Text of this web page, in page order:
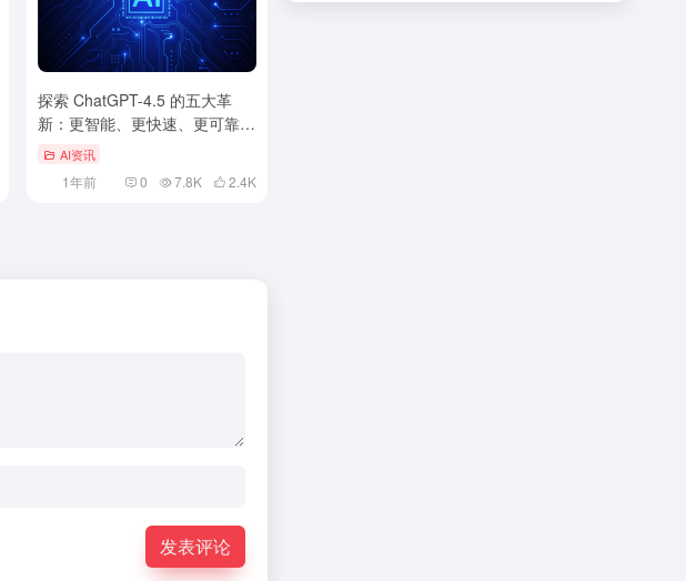
探索 ChatGPT-4.5 的五大革
新：更智能、更快速、更可靠的
对话体验
AI资讯
1年前 0 7.8K 2.4K
发表评论